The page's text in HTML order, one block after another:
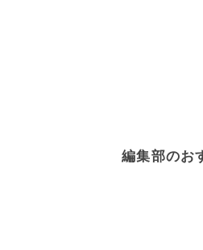
編集部のお